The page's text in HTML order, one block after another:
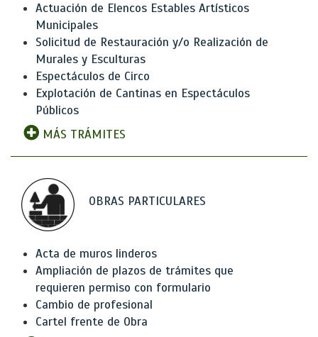
Actuación de Elencos Estables Artísticos
Municipales
Solicitud de Restauración y/o Realización de
Murales y Esculturas
Espectáculos de Circo
Explotación de Cantinas en Espectáculos
Públicos
MÁS TRÁMITES
OBRAS PARTICULARES
Acta de muros linderos
Ampliación de plazos de trámites que
requieren permiso con formulario
Cambio de profesional
Cartel frente de Obra